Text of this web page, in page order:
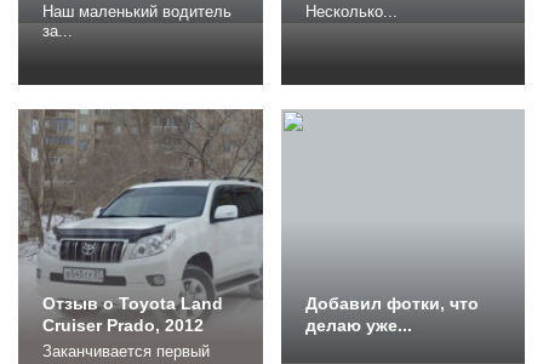
Наш маленький водитель
за...
Несколько...
Отзыв о Toyota Land
Cruiser Prado, 2012
Заканчивается первый
Добавил фотки, что
делаю уже...